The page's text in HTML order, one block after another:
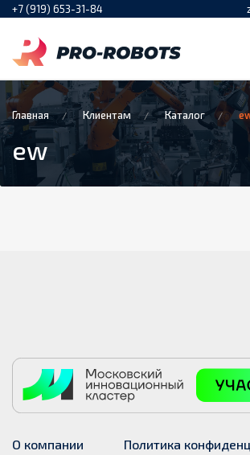
+7 (919) 653-31-84
Главная Клиентам Каталог
ew
О компании
Политика